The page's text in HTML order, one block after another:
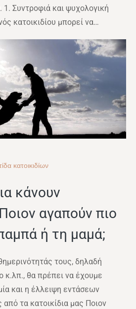
1. Συντροφιά και ψυχολογική
κατοικιδίου μπορεί να…
κατοικιδίων
κάνουν
αγαπoύν πιο
ή τη μαμά;
τους, δηλαδή
κ.λπ., θα πρέπει να έχουμε
και η έλλειψη εντάσεων
τα κατοικίδια μας Ποιον